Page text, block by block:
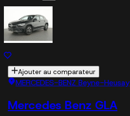
Ajouter au comparateur
MERCEDES-BENZ Beyne-Heusay
Mercedes Benz GLA